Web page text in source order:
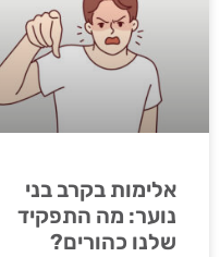
אלימות בקרב בני
נוער: מה התפקיד
שלנו כהורים?